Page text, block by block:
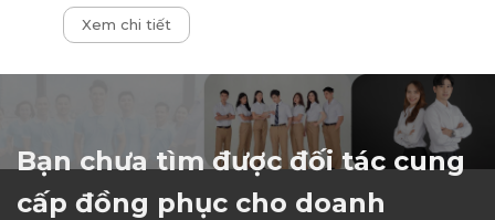
Được
xếp
hạng
Xem chi tiết
Bạn chưa tìm được đối tác cung
cấp đồng phục cho doanh